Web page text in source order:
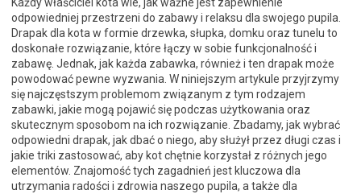
odpowiedniej przestrzeni do zabawy i relaksu dla swojego pupila.
Drapak dla kota w formie drzewka, słupka, domku oraz tunelu to
doskonałe rozwiązanie, które łączy w sobie funkcjonalność i
zabawę. Jednak, jak każda zabawka, również i ten drapak może
powodować pewne wyzwania. W niniejszym artykule przyjrzymy
się najczęstszym problemom związanym z tym rodzajem
zabawki, jakie mogą pojawić się podczas użytkowania oraz
skutecznym sposobom na ich rozwiązanie. Zbadamy, jak wybrać
odpowiedni drapak, jak dbać o niego, aby służył przez długi czas i
jakie triki zastosować, aby kot chętnie korzystał z różnych jego
elementów. Znajomość tych zagadnień jest kluczowa dla
utrzymania radości i zdrowia naszego pupila, a także dla